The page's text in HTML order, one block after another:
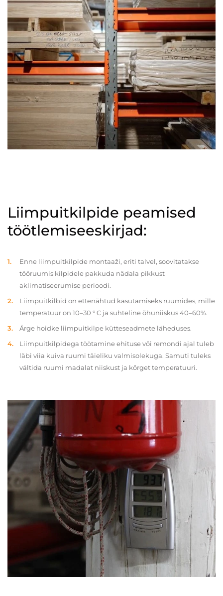
Liimpuitkilpide peamised
töötlemiseeskirjad:
Enne liimpuitkilpide montaaži, eriti talvel, soovitatakse
tööruumis kilpidele pakkuda nädala pikkust
aklimatiseerumise perioodi.
Liimpuitkilbid on ettenähtud kasutamiseks ruumides, mille
temperatuur on 10–30 ° C ja suhteline õhuniiskus 40–60%.
Ärge hoidke liimpuitkilpe kütteseadmete läheduses.
Liimpuitkilpidega töötamine ehituse või remondi ajal tuleb
läbi viia kuiva ruumi täieliku valmisolekuga. Samuti tuleks
vältida ruumi madalat niiskust ja kõrget temperatuuri.